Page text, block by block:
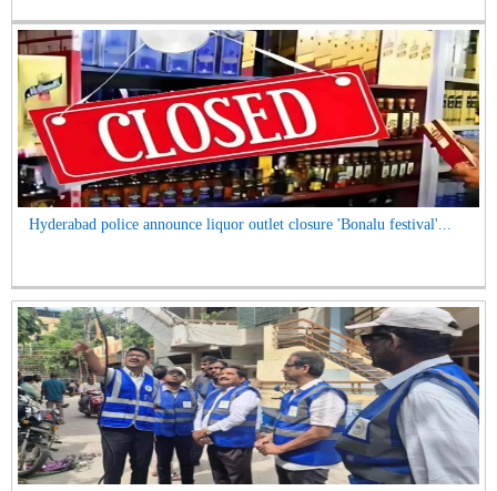
Hyderabad police announce liquor outlet closure 'Bonalu festival'...